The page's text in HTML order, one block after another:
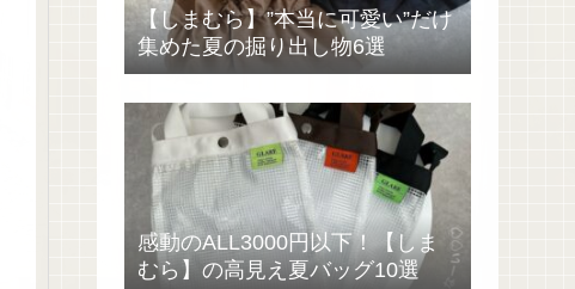
【しまむら】”本当に可愛い”だけ
集めた夏の掘り出し物6選
感動のALL3000円以下！【しま
むら】の高見え夏バッグ10選